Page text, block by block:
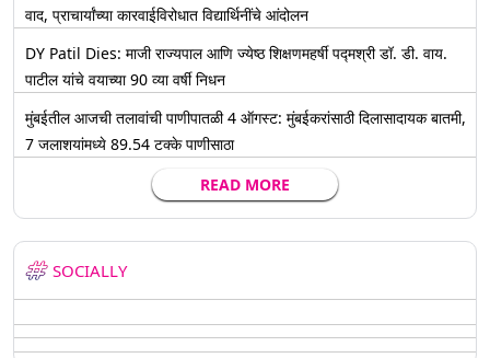
वाद, प्राचार्यांच्या कारवाईविरोधात विद्यार्थिनींचे आंदोलन
DY Patil Dies: माजी राज्यपाल आणि ज्येष्ठ शिक्षणमहर्षी पद्मश्री डॉ. डी. वाय.
पाटील यांचे वयाच्या 90 व्या वर्षी निधन
मुंबईतील आजची तलावांची पाणीपातळी 4 ऑगस्ट: मुंबईकरांसाठी दिलासादायक बातमी,
7 जलाशयांमध्ये 89.54 टक्के पाणीसाठा
READ MORE
SOCIALLY